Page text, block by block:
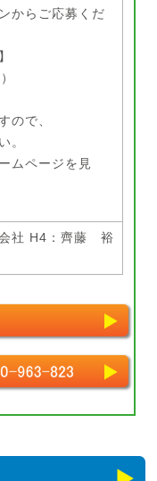
からご応募くだ
ので、
。
ムページを見
社 H4：齊藤 裕